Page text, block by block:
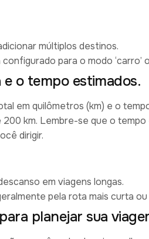
múltiplos destinos.
para o modo ‘carro’
o tempo estimados.
em quilômetros (km) e o
km. Lembre-se que o
dirigir.
em viagens longas.
pela rota mais curta ou
planejar sua